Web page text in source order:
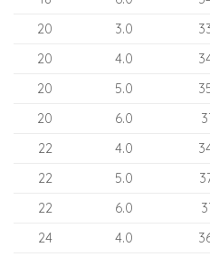
20
3.0
20
4.0
20
5.0
20
6.0
22
4.0
22
5.0
22
6.0
24
4.0